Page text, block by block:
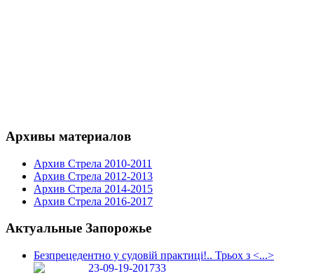
Архивы материалов
Архив Стрела 2010-2011
Архив Стрела 2012-2013
Архив Стрела 2014-2015
Архив Стрела 2016-2017
Актуальные Запорожье
Безпрецедентно у судовій практиці!.. Трьох з <...>